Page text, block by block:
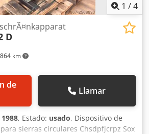
1 /4
km
D
Llamar
1988, Estado: usado, Dispositivo de
sierras circulares Chsdpfjcrpz Sox